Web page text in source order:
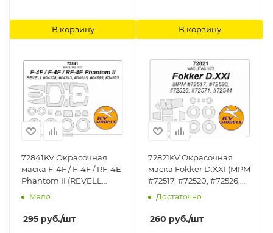
В корзину В корзину
72841KV Окрасочная
маска F-4F / F-4F / RF-4E
Phantom II (REVELL
#04308, #04313, #04615,
на диски и колеса KV
Models
Мало
295 руб./шт
72821KV Окрасочная
маска Fokker D.XXI (MPM
#72517, #72520, #72526,
#72571, #72544) + маски
на диски и колеса KV
Models
Достаточно
260 руб./шт